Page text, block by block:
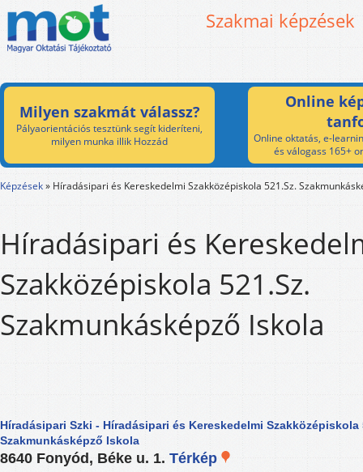
Szakmai képzések
Milyen szakmát válassz?
Pályaorientációs tesztünk segít kideríteni,
milyen munka illik Hozzád
Online
Online oktatás, e-
és válogass 165+
Képzések» Híradásipari és Kereskedelmi Szakközépiskola 521.Sz.
Híradásipari és
Szakközépiskola 521.Sz.
Szakmunkásképző Iskola
Híradásipari Szki - Híradásipari és Kereskedelmi Szakközépiskola
Szakmunkásképző Iskola
8640 Fonyód, Béke u. 1. Térkép